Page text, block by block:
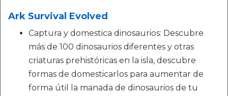
Ark Survival Evolved
Captura y domestica dinosaurios: Descubre
más de 100 dinosaurios diferentes y otras
criaturas prehistóricas en la isla, descubre
formas de domesticarlos para aumentar de
forma útil la manada de dinosaurios de tu